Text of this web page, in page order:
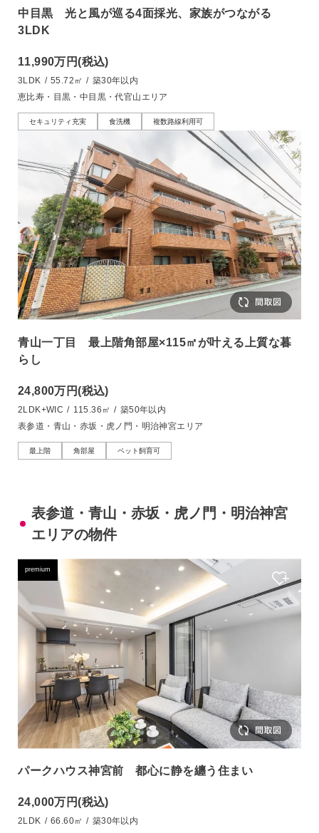
中目黒 光と風が巡る4面採光、家族がつながる
3LDK
11,990万円(税込)
3LDK / 55.72㎡ / 築30年以内
恵比寿・目黒・中目黒・代官山エリア
セキュリティ充実 食洗機 複数路線利用可
青山一丁目 最上階角部屋×115㎡が叶える上質な暮
らし
24,800万円(税込)
2LDK+WIC / 115.36㎡ / 築50年以内
表参道・青山・赤坂・虎ノ門・明治神宮エリア
最上階 角部屋 ペット飼育可
表参道・青山・赤坂・虎ノ門・明治神宮
エリアの物件
premium
パークハウス神宮前 都心に静を纏う住まい
24,000万円(税込)
2LDK / 66.60㎡ / 築30年以内